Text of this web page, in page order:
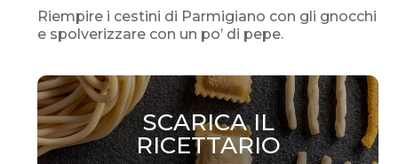
Riempire i cestini di Parmigiano con gli gnocchi
e spolverizzare con un po’ di pepe.
SCARICA IL
RICETTARIO